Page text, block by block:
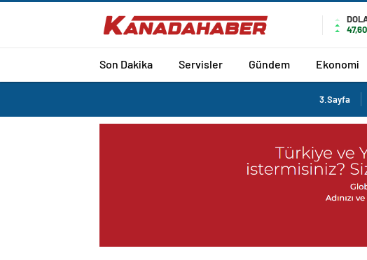
Son Dakika Servisler Gündem Ekonomi
3.Sayfa